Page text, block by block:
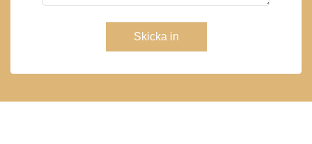
Skicka in